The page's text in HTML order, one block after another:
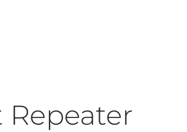
Repeater